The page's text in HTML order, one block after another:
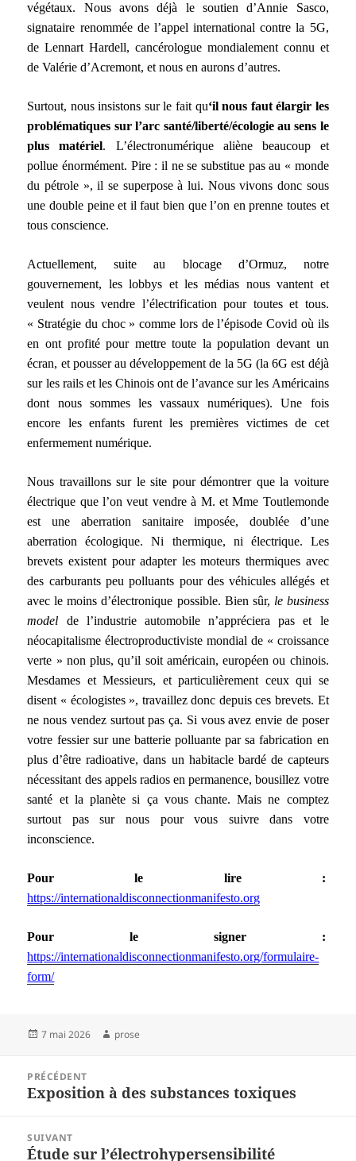
végétaux. Nous avons déjà le soutien d’Annie Sasco,
signataire renommée de l’appel international contre la 5G,
de Lennart Hardell, cancérologue mondialement connu et
de Valérie d’Acremont, et nous en aurons d’autres.
Surtout, nous insistons sur le fait qu‘il nous faut élargir les
problématiques sur l’arc santé/liberté/écologie au sens le
plus matériel. L’électronumérique aliène beaucoup et
pollue énormément. Pire : il ne se substitue pas au « monde
du pétrole », il se superpose à lui. Nous vivons donc sous
une double peine et il faut bien que l’on en prenne toutes et
tous conscience.
Actuellement, suite au blocage d’Ormuz, notre
gouvernement, les lobbys et les médias nous vantent et
veulent nous vendre l’électrification pour toutes et tous.
« Stratégie du choc » comme lors de l’épisode Covid où ils
en ont profité pour mettre toute la population devant un
écran, et pousser au développement de la 5G (la 6G est déjà
sur les rails et les Chinois ont de l’avance sur les Américains
dont nous sommes les vassaux numériques). Une fois
encore les enfants furent les premières victimes de cet
enfermement numérique.
Nous travaillons sur le site pour démontrer que la voiture
électrique que l’on veut vendre à M. et Mme Toutlemonde
est une aberration sanitaire imposée, doublée d’une
aberration écologique. Ni thermique, ni électrique. Les
brevets existent pour adapter les moteurs thermiques avec
des carburants peu polluants pour des véhicules allégés et
avec le moins d’électronique possible. Bien sûr, le business
model de l’industrie automobile n’appréciera pas et le
néocapitalisme électroproductiviste mondial de « croissance
verte » non plus, qu’il soit américain, européen ou chinois.
Mesdames et Messieurs, et particulièrement ceux qui se
disent « écologistes », travaillez donc depuis ces brevets. Et
ne nous vendez surtout pas ça. Si vous avez envie de poser
votre fessier sur une batterie polluante par sa fabrication en
plus d’être radioative, dans un habitacle bardé de capteurs
nécessitant des appels radios en permanence, bousillez votre
santé et la planète si ça vous chante. Mais ne comptez
surtout pas sur nous pour vous suivre dans votre
inconscience.
Pour le lire :
https://internationaldisconnectionmanifesto.org
Pour le signer :
https://internationaldisconnectionmanifesto.org/formulaire-
form/
Publié
7 mai 2026 Auteur
prose
l’article
PRÉCÉDENT
Article
Exposition à des substances toxiques
SUIVANT
Article
Étude sur l’électrohypersensibilité